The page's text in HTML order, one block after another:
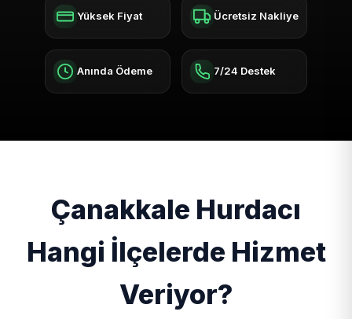
Yüksek Fiyat Ücretsiz Nakliye
Anında Ödeme 7/24 Destek
Çanakkale Hurdacı
Hangi İlçelerde Hizmet
Veriyor?